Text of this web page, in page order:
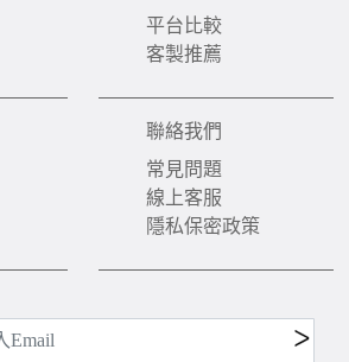
平台比較
客製推薦
聯絡我們
常見問題
線上客服
隱私保密政策